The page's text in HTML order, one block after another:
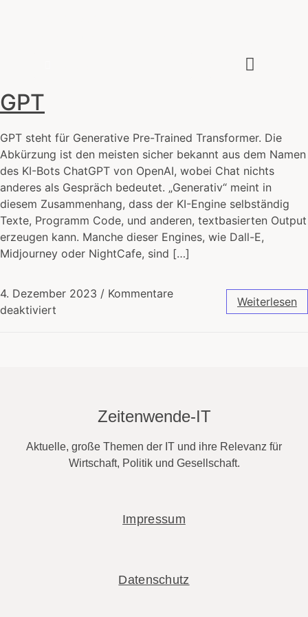
GPT
GPT steht für Generative Pre-Trained Transformer. Die
Abkürzung ist den meisten sicher bekannt aus dem Namen
des KI-Bots ChatGPT von OpenAI, wobei Chat nichts
anderes als Gespräch bedeutet. „Generativ“ meint in
diesem Zusammenhang, dass der KI-Engine selbständig
Texte, Programm Code, und anderen, textbasierten Output
erzeugen kann. Manche dieser Engines, wie Dall-E,
Midjourney oder NightCafe, sind […]
4. Dezember 2023 / Kommentare
deaktiviert
Weiterlesen
Zeitenwende-IT
Aktuelle, große Themen der IT und ihre Relevanz für
Wirtschaft, Politik und Gesellschaft.
Impressum
Datenschutz